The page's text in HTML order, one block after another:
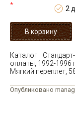
*
2
Каталог
оплаты, 1992-1996
Мягкий переплет,
Опубликовано